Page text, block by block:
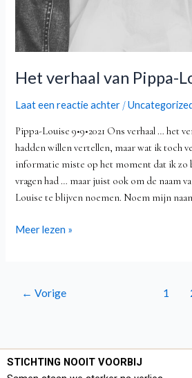
Het verhaal van Pippa-
Laat een reactie achter /
Pippa-Louise 9•9•2021 Ons verhaal … het
hadden willen vertellen, maar wat ik toch
informatie miste op het moment dat ik zo
vragen had … maar juist ook om de naam
Louise te blijven noemen. Noem mijn
Meer lezen »
← Vorige 1
STICHTING NOOIT VOORBIJ